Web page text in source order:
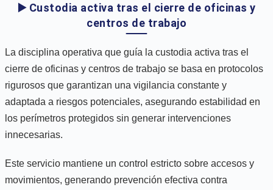
▶️ Custodia activa tras el cierre de oficinas y
centros de trabajo
La disciplina operativa que guía la custodia activa tras el
cierre de oficinas y centros de trabajo se basa en protocolos
rigurosos que garantizan una vigilancia constante y
adaptada a riesgos potenciales, asegurando estabilidad en
los perímetros protegidos sin generar intervenciones
innecesarias.
Este servicio mantiene un control estricto sobre accesos y
movimientos, generando prevención efectiva contra